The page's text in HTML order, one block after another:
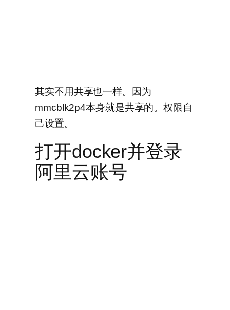
其实不用共享也一样。因为
mmcblk2p4本身就是共享的。权限自
己设置。
打开docker并登录
阿里云账号